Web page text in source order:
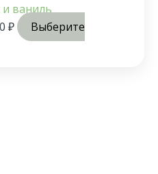
ваниль
₽
Выберите